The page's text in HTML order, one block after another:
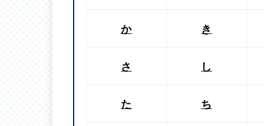
か き
さ し
た ち